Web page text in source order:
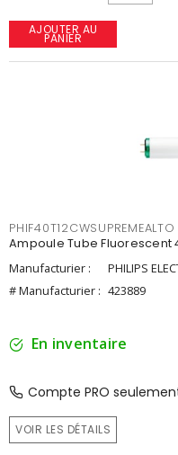
AJOUTER AU
PANIER
PHIF40T12CWSUPREMEALTO
Ampoule Tube Fluorescent
Manufacturier :
PHILIPS
# Manufacturier : 423889
En inventaire
Compte PRO
VOIR LES DÉTAILS